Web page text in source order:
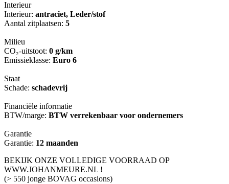
Interieur
Interieur: antraciet, Leder/stof
Aantal zitplaatsen: 5
Milieu
CO₂-uitstoot: 0 g/km
Emissieklasse: Euro 6
Staat
Schade: schadevrij
Financiële informatie
BTW/marge: BTW verrekenbaar voor ondernemers
Garantie
Garantie: 12 maanden
BEKIJK ONZE VOLLEDIGE VOORRAAD OP
WWW.JOHANMEURE.NL !
(> 550 jonge BOVAG occasions)